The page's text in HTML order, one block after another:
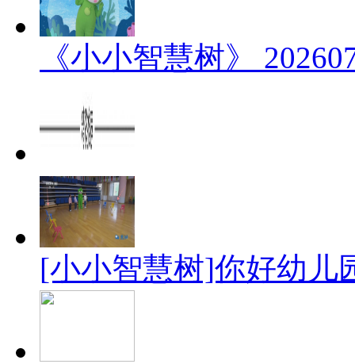
《小小智慧树》
[小小智慧树]你好幼儿